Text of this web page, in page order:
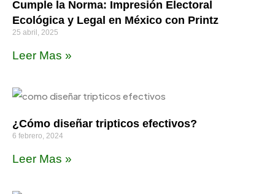
Cumple la Norma: Impresión Electoral
Ecológica y Legal en México con Printz
25 abril, 2025
Leer Mas »
¿Cómo diseñar tripticos efectivos?
6 febrero, 2024
Leer Mas »